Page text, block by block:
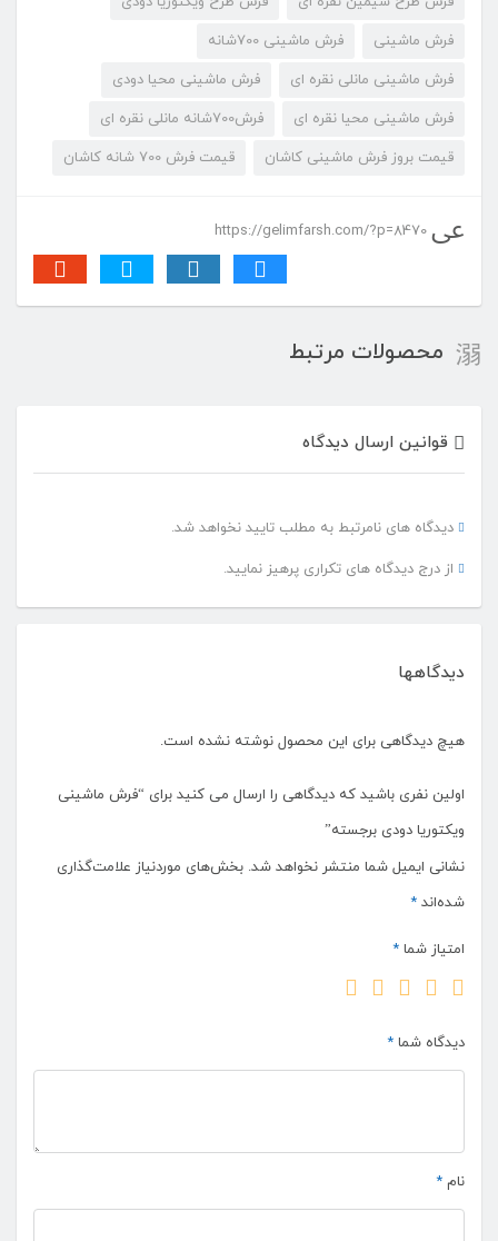
فرش ماشینی
فرش ماشینی 700شانه
فرش ماشینی مانلی نقره ای
فرش ماشینی محیا دودی
فرش ماشینی محیا نقره ای
فرش700شانه مانلی نقره ای
قیمت بروز فرش ماشینی کاشان
قیمت فرش 700 شانه کاشان
https://gelimfarsh.com/?p=8470
محصولات مرتبط
قوانین ارسال دیدگاه
دیدگاه های نامرتبط به مطلب تایید نخواهد شد.
از درج دیدگاه های تکراری پرهیز نمایید.
دیدگاهها
هیچ دیدگاهی برای این محصول نوشته نشده است.
اولین نفری باشید که دیدگاهی را ارسال می کنید برای “فرش ماشینی
ویکتوریا دودی برجسته”
نشانی ایمیل شما منتشر نخواهد شد. بخش‌های موردنیاز علامت‌گذاری
شده‌اند *
امتیاز شما *
دیدگاه شما *
نام *